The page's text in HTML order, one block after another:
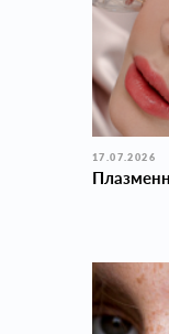
17.07.2026